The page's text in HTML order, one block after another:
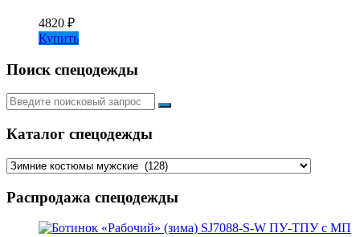
4820 ₽
Купить
Поиск спецодежды
Искать:
Каталог спецодежды
Распродажа спецодежды